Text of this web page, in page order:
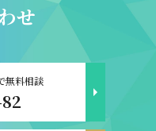
せ
無料相談